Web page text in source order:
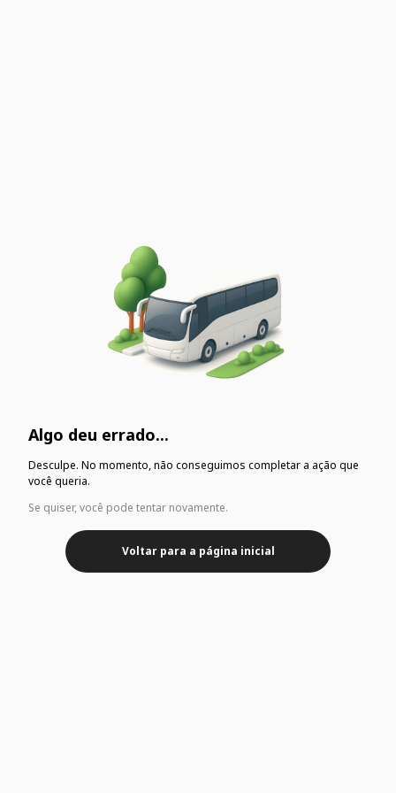
Algo deu errado...
Desculpe. No momento, não conseguimos completar a ação que
você queria.
Se quiser, você pode tentar novamente.
Voltar para a página inicial